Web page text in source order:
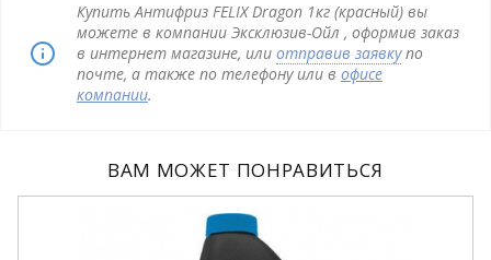
Купить Антифриз FELIX Dragon 1кг (красный) вы
можете в компании Эксклюзив-Ойл , оформив заказ
в интернет магазине, или отправив заявкупо
почте, а также по телефону или в офисе
компании.
ВАМ МОЖЕТ ПОНРАВИТЬСЯ